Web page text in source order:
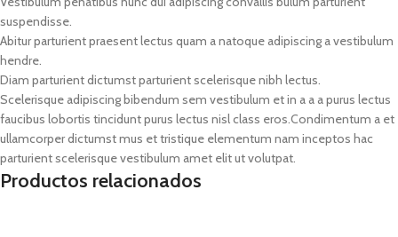
suspendisse.
Abitur parturient praesent lectus quam a natoque adipiscing a vestibulum
hendre.
Diam parturient dictumst parturient scelerisque nibh lectus.
Scelerisque adipiscing bibendum sem vestibulum et in a a a purus lectus
faucibus lobortis tincidunt purus lectus nisl class eros.Condimentum a et
ullamcorper dictumst mus et tristique elementum nam inceptos hac
parturient scelerisque vestibulum amet elit ut volutpat.
Productos relacionados